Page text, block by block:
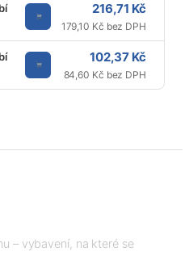
216,71 Kč
179,10 Kč bez DPH
102,37 Kč
84,60 Kč bez DPH
– vybavení, na které se